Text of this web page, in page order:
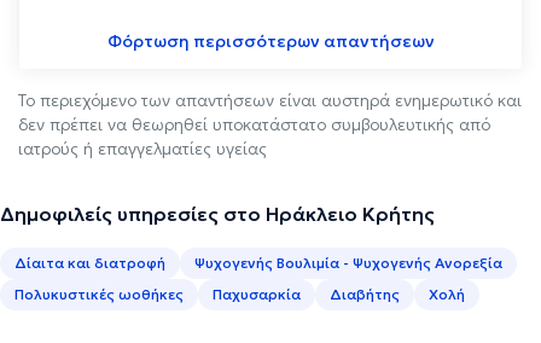
Φόρτωση περισσότερων απαντήσεων
Το περιεχόμενο των απαντήσεων είναι αυστηρά ενημερωτικό και
δεν πρέπει να θεωρηθεί υποκατάστατο συμβουλευτικής από
ιατρούς ή επαγγελματίες υγείας
Δημοφιλείς υπηρεσίες στο Ηράκλειο Κρήτης
Δίαιτα και διατροφή
Ψυχογενής Βουλιμία - Ψυχογενής Ανορεξία
Πολυκυστικές ωοθήκες
Παχυσαρκία Διαβήτης Χολή